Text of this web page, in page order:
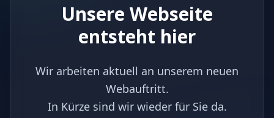
Unsere Webseite
entsteht hier
Wir arbeiten aktuell an unserem neuen
Webauftritt.
In Kürze sind wir wieder für Sie da.